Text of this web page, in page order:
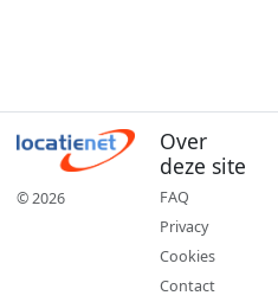
© 2026
Over
deze site
FAQ
Privacy
Cookies
Contact